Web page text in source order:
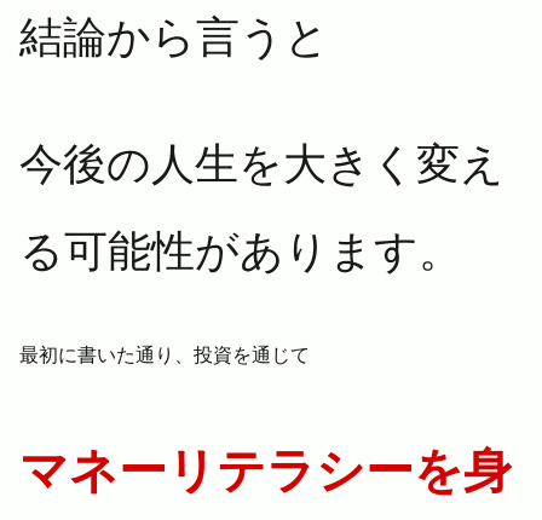
結論から言うと
今後の人生を大きく変え
る可能性があります。
最初に書いた通り、投資を通じて
マネーリテラシーを身